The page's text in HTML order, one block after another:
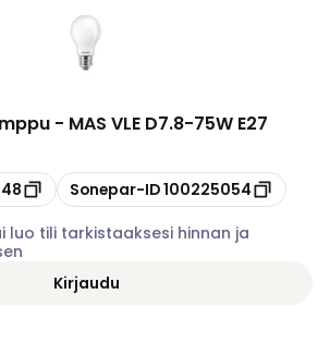
- MAS VLE D7.8-75W E27
Kopioi
Sonepar-ID100225054
luo tili tarkistaaksesi hinnan ja
Kirjaudu